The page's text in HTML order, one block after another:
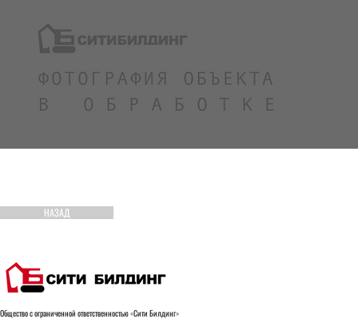
НАЗАД
Общество с ограниченной ответственностью «Сити Билдинг»